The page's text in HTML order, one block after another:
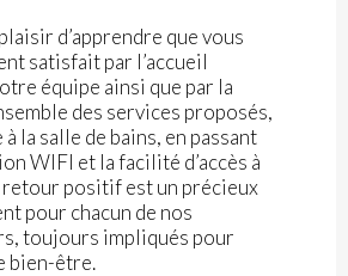
d’apprendre que vous
satisfait par l’accueil
équipe ainsi que par la
des services proposés,
à la salle de bains, en passant
WIFI et la facilité d’accès à
retour positif est un précieux
pour chacun de nos
toujours impliqués pour
bien-être.